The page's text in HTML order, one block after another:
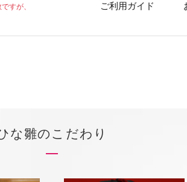
すが、
ご利用ガイド
な雛のこだわり